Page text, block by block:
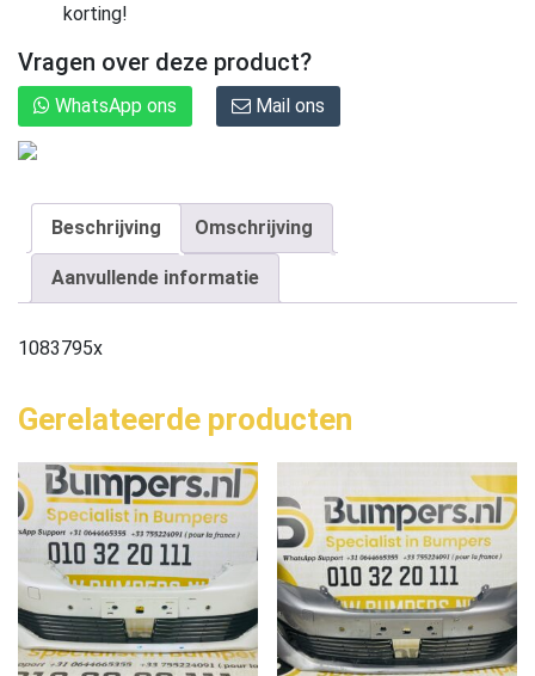
korting!
Vragen over deze product?
WhatsApp ons Mail ons
Beschrijving Omschrijving
Aanvullende informatie
1083795x
Gerelateerde producten